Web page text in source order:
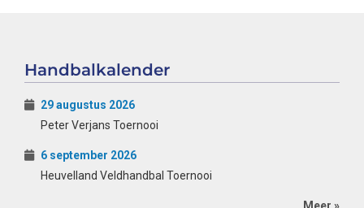
Handbalkalender
29 augustus 2026
Peter Verjans Toernooi
6 september 2026
Heuvelland Veldhandbal Toernooi